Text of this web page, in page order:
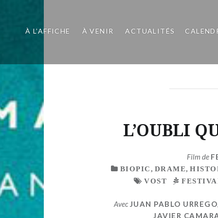
À L’AFFICHE À VENIR ACTUALITÉS
L’OUBLI
Film de
BIOPIC , DRAME,
VOST
Avec JUAN PABLO URREGO
JAVIER